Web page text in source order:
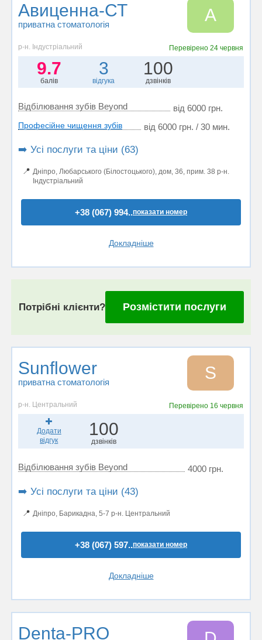
Авиценна-СТ
приватна стоматологія А
р-н. Індустріальний Перевірено24 червня
9.7
балів
3
відгука
100
дзвінків
Відбілювання зубів Beyond від 6000 грн.
Професійне чищення зубів від 6000 грн. / 30 мин.
➡️ Усі послуги та ціни (63)
📍 Дніпро, Любарського (Білостоцького), дом, 36, прим. 38 р-н.
Індустріальний
+38 (067) 994..показати номер
Докладніше
Потрібні клієнти? Розмістити послуги
Sunflower
приватна стоматологія S
р-н. Центральний Перевірено 16 червня
Додати
відгук
100
дзвінків
Відбілювання зубів Beyond 4000 грн.
➡️ Усі послуги та ціни (43)
📍 Дніпро, Барикадна, 5-7 р-н. Центральний
+38 (067) 597..показати номер
Докладніше
Denta-PRO